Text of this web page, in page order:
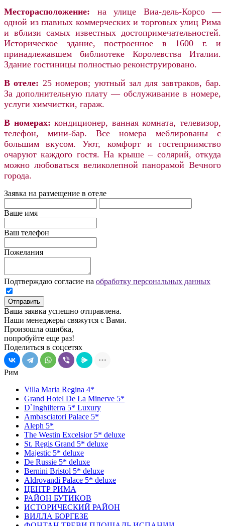
Месторасположение: на улице Виа-дель-Корсо —
одной из главных коммерческих и торговых улиц Рима
и вблизи самых известных достопримечательностей.
Историческое здание, построенное в 1600 г. и
принадлежавшем библиотеке Королевства Италии.
Здание гостиницы полностью реконструировано.
В отеле: 25 номеров; уютный зал для завтраков, бар.
За дополнительную плату — обслуживание в номере,
услуги химчистки, гараж.
В номерах: кондиционер, ванная комната, телевизор,
телефон, мини-бар. Все номера меблированы с
большим вкусом. Уют, комфорт и гостеприимство
очаруют каждого гостя. На крыше – солярий, откуда
можно любоваться великолепной панорамой Вечного
города.
Заявка на размещение в отеле
Ваше имя
Ваш телефон
Пожелания
Подтверждаю согласие на обработку персональных данных
Отправить
Ваша заявка успешно отправлена.
Наши менеджеры свяжутся с Вами.
Произошла ошибка,
попробуйте еще раз!
Поделиться в соцсетях
Рим
Villa Maria Regina 4*
Grand Hotel De La Minerve 5*
D`Inghilterra 5* Luxury
Ambasciatori Palace 5*
Aleph 5*
The Westin Excelsior 5* deluxe
St. Regis Grand 5* deluxe
Majestic 5* deluxe
De Russie 5* deluxe
Bernini Bristol 5* deluxe
Aldrovandi Palace 5* deluxe
ЦЕНТР РИМА
РАЙОН БУТИКОВ
ИСТОРИЧЕСКИЙ РАЙОН
ВИЛЛА БОРГЕЗЕ